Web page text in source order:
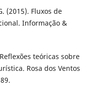
(2015). Fluxos de
Informação &
teóricas sobre
Rosa dos Ventos